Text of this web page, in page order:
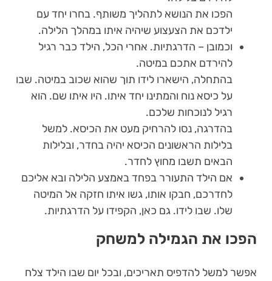
הפכו את הנושא לתהליך משותף. בחרו יחד עם
ילדכם את הצעצוע שיהיה איתו במהלך הלילה.
וכמובן – הדרגתיות. אחרי הכל, הילד כבר רגיל
להירדם אתכם במיטה.
בהתחלה, הישארו לידו תוך שהוא שכוב במיטה. שבו
על כיסא נוח והמתינו יחד איתו. היו איתו שם. הוא
רגיל לנוכחות שלכם.
בהדרגה, נסו להרחיק מעט את הכיסא. למשל
בלילות הראשונים הכיסא יהיה בחדר, ובלילות
הבאים תשבו מחוץ לחדר.
אם הילד התעורר בפחד באמצע הלילה ובא אליכם
לחדרכם, חבקו אותו, גשו איתו חזקה אל המיטה
שלו. שבו לידו. גם כאן, הקפידו על הדרגתיות.
הפכו את הגמילה למשחק
אפשר למשל להדפיס תאריכים, ובכל יום שבו הילד צלח